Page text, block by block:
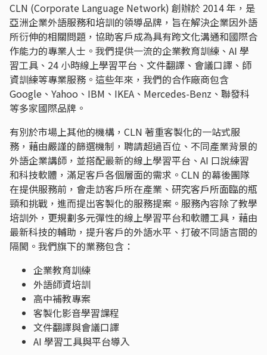
CLN (Corporate Language Network) 創辦於 2014 年，是
亞洲企業外語服務和培訓的領導品牌，旨在解決企業因外語
所衍伸的相關問題，協助客戶成為具有跨文化溝通和國際合
作能力的專業人士。我們提供一流的企業教育訓練、AI 學
習工具、24 小時線上學習平台、文件翻譯、會議口譯、師
資訓練等專業服務。這些年來，我們的合作廠商包含
Google、Yahoo、IBM、IKEA、Mercedes-Benz、聯發科
等多家國際品牌。
有別於市場上其他的機構，CLN 著重客製化的一站式服
務，藉由嚴謹的篩選機制，聘請超過百位、不同產業背景的
外語企業講師，並搭配最新的線上學習平台、AI 口說練習
和科技軟體，滿足客戶各個層面的需求。CLN 的幕後團隊
在提供服務前，會走訪客戶所在產業、研究客戶所面臨的瓶
頸和挑戰，進而提出客製化的服務提案。服務內容除了教學
培訓外，更規劃多元彈性的線上學習平台和軟體工具，藉由
最新科技的輔助，提升客戶的外語水平、打破不同語言間的
隔閡。我們旗下的業務包含：
企業教育訓練
外語師資培訓
高中補教專案
客製化影音學習課程
文件翻譯與會議口譯
AI 學習工具與平台導入